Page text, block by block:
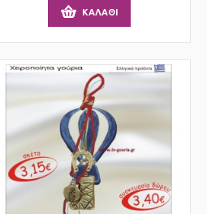
ΚΑΛΆΘΙ